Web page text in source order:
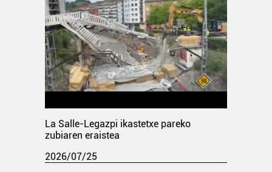
La Salle-Legazpi ikastetxe pareko
zubiaren eraistea
2026/07/25